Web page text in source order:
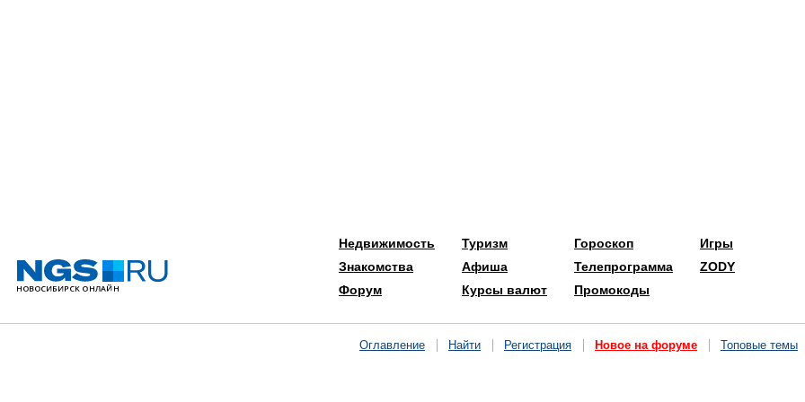
Недвижимость
Знакомства
Форум
Туризм
Афиша
Курсы валют
Гороскоп
Телепрограмма
Промокоды
Игры
ZODY
Оглавление Найти Регистрация Новое на форуме Топовые темы